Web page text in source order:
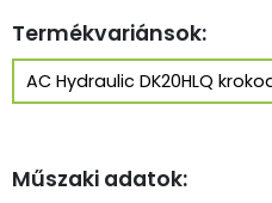
Termékvariánsok:
Műszaki adatok: